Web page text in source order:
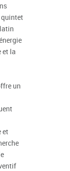
quintet
et la
un
et